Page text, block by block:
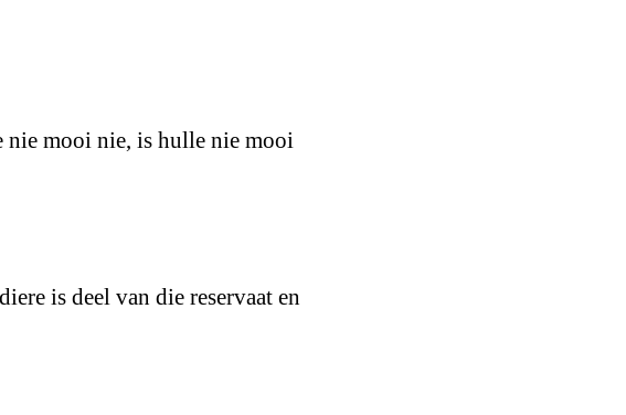
mooi nie, is hulle nie mooi
is deel van die reservaat en